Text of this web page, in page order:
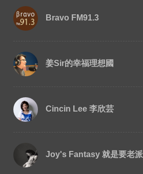
Bravo FM91.3
姜Sir的幸福理想國
Cincin Lee 李欣芸
Joy's Fantasy 就是要老派